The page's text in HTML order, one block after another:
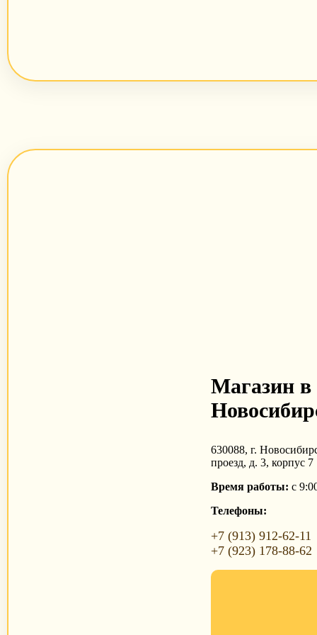
Магазин в
630088, г.
проезд, д. 3, корпус 7
Время работы: с
Телефоны:
+7 (913) 912-62-11
+7 (923) 178-88-62